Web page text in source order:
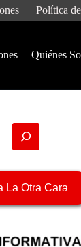
Política
Quiénes
La Otra Cara